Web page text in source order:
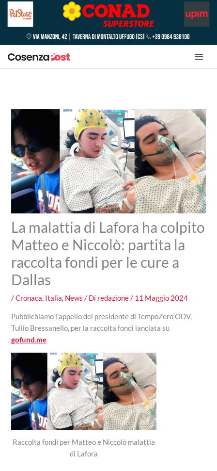
La malattia di Lafora ha colpito
Matteo e Niccolò: partita la
raccolta fondi per le cure a
Dallas
/Cronaca Italia News / Di redazione / 11 Maggio 2024
Pubblichiamo l’appello del presidente di TempoZero ODV,
Tullio Bressanello, per la raccolta fondi lanciata su
gofund.me
Raccolta fondi per Matteo e Niccolò malattia
di Lafora